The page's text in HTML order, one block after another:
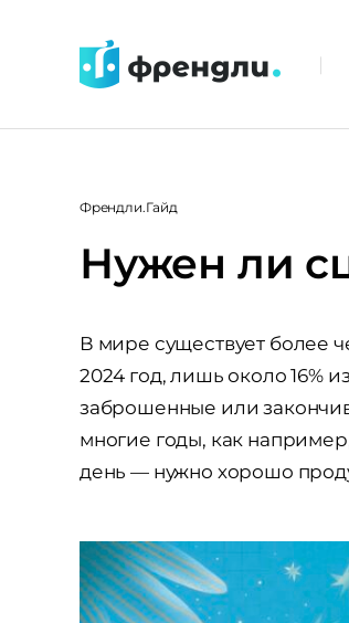
контенту
|
Френдли.Гайд
Нужен ли
В мире существует более
2024 год, лишь около 16%
заброшенные или
многие годы, как
день — нужно хорошо